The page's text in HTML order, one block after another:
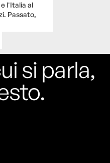
l'Italia al
Passato,
si parla,